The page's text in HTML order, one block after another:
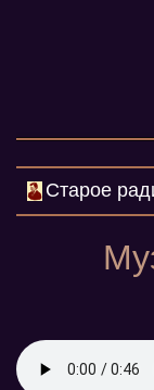
Старое